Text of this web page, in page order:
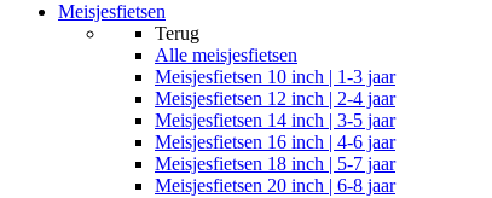
Meisjesfietsen
Terug
Alle meisjesfietsen
Meisjesfietsen 10 inch | 1-3 jaar
Meisjesfietsen 12 inch | 2-4 jaar
Meisjesfietsen 14 inch | 3-5 jaar
Meisjesfietsen 16 inch | 4-6 jaar
Meisjesfietsen 18 inch | 5-7 jaar
Meisjesfietsen 20 inch | 6-8 jaar